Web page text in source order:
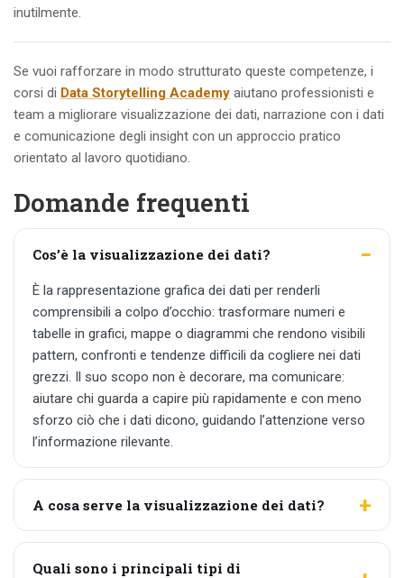
inutilmente.
Se vuoi rafforzare in modo strutturato queste competenze, i
corsi di Data Storytelling Academy aiutano professionisti e
team a migliorare visualizzazione dei dati, narrazione con i dati
e comunicazione degli insight con un approccio pratico
orientato al lavoro quotidiano.
Domande frequenti
Cos’è la visualizzazione dei dati?
È la rappresentazione grafica dei dati per renderli
comprensibili a colpo d’occhio: trasformare numeri e
tabelle in grafici, mappe o diagrammi che rendono visibili
pattern, confronti e tendenze difficili da cogliere nei dati
grezzi. Il suo scopo non è decorare, ma comunicare:
aiutare chi guarda a capire più rapidamente e con meno
sforzo ciò che i dati dicono, guidando l’attenzione verso
l’informazione rilevante.
A cosa serve la visualizzazione dei dati?
Quali sono i principali tipi di